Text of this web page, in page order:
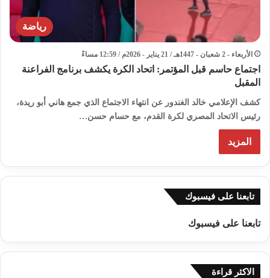
رياضة
الأربعاء - 2 شعبان - 1447هـ / 21 يناير - 2026م / 12:59 مساءً
اجتماع حاسم قبل المؤتمر: اتحاد الكرة يكشف برنامج الفراعنة
المقبل
كشف الإعلامي خالد الغندور عن انتهاء الاجتماع الذي جمع هاني أبو ريدة،
رئيس الاتحاد المصري لكرة القدم، مع حسام حسن…
المزيد
تابعنا على فيسبوك
تابعنا على فيسبوك
الاكثر قراءة